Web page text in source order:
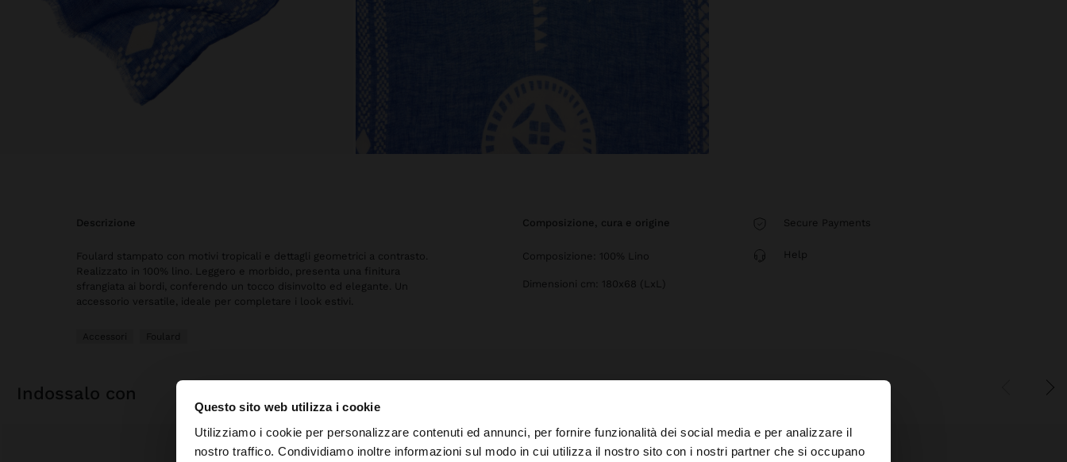
Questo sito web utilizza i cookie
Utilizziamo i cookie per personalizzare contenuti ed annunci, per fornire funzionalità dei social media e per analizzare il
nostro traffico. Condividiamo inoltre informazioni sul modo in cui utilizza il nostro sito con i nostri partner che si occupano
ciao ×
descrizione
Foulard stampato con motivi tropicali e dettagli geometrici a contrasto.
Realizzato in 100% lino. Leggero e morbido, presenta una finitura
sfrangiata ai bordi, conferendo un tocco disinvolto ed elegante. Un
accessorio versatile, ideale per completare i look estivi.
Accessori
composizione, cura e origine
Composizione: 100% Lino
Dimensioni cm: 180x68 (LxL)
Secure Payments
Help
indossalo con